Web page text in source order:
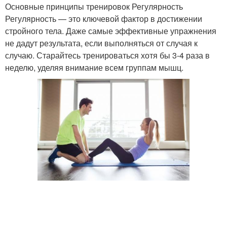
Основные принципы тренировок Регулярность
Регулярность — это ключевой фактор в достижении
стройного тела. Даже самые эффективные упражнения
не дадут результата, если выполняться от случая к
случаю. Старайтесь тренироваться хотя бы 3-4 раза в
неделю, уделяя внимание всем группам мышц.